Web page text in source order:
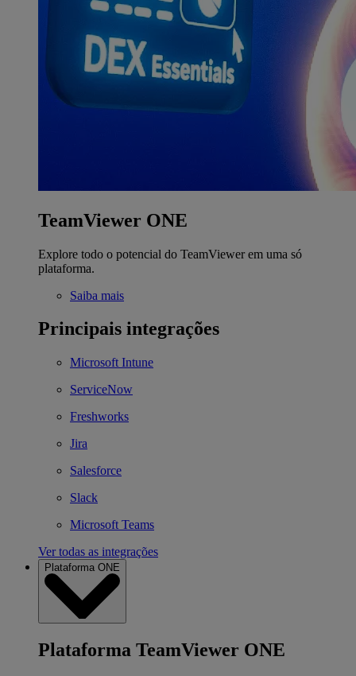
TeamViewer ONE
Explore todo o potencial do TeamViewer em uma só
plataforma.
Saiba mais
Principais integrações
Microsoft Intune
ServiceNow
Freshworks
Jira
Salesforce
Slack
Microsoft Teams
Ver todas as integrações
Plataforma ONE
Plataforma TeamViewer ONE